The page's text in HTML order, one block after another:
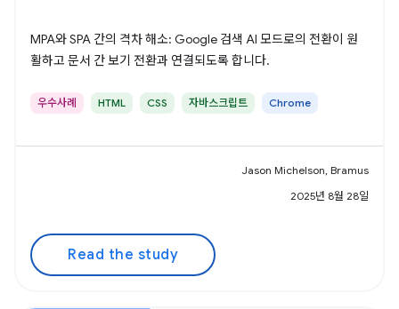
MPA와 SPA 간의 격차 해소: Google 검색 AI 모드로의 전환이 원
활하고 문서 간 보기 전환과 연결되도록 합니다.
우수사례 HTML CSS 자바스크립트 Chrome
Jason Michelson, Bramus
2025년 8월 28일
Read the study